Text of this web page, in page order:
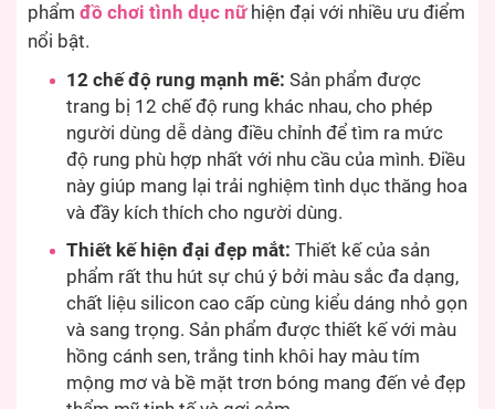
phẩm đồ chơi tình dục nữhiện đại với nhiều ưu điểm
nổi bật.
12 chế độ rung mạnh mẽ: Sản phẩm được
trang bị 12 chế độ rung khác nhau, cho phép
người dùng dễ dàng điều chỉnh để tìm ra mức
độ rung phù hợp nhất với nhu cầu của mình. Điều
này giúp mang lại trải nghiệm tình dục thăng hoa
và đầy kích thích cho người dùng.
Thiết kế hiện đại đẹp mắt: Thiết kế của sản
phẩm rất thu hút sự chú ý bởi màu sắc đa dạng,
chất liệu silicon cao cấp cùng kiểu dáng nhỏ gọn
và sang trọng. Sản phẩm được thiết kế với màu
hồng cánh sen, trắng tinh khôi hay màu tím
mộng mơ và bề mặt trơn bóng mang đến vẻ đẹp